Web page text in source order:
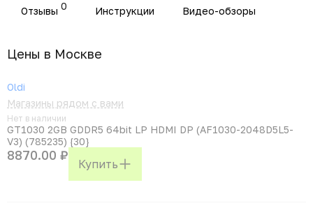
Отзывы 0 Инструкции Видео-обзоры
Цены в Москвe
Oldi
Магазины рядом с вами
Нет в наличии
GT1030 2GB GDDR5 64bit LP HDMI DP (AF1030-2048D5L5-
V3) (785235) {30}
8870.00 ₽
Купить